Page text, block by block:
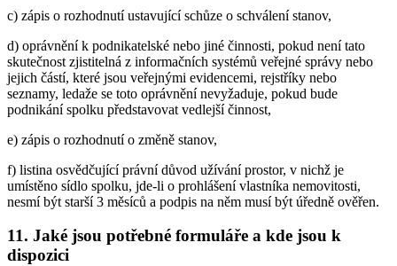
c) zápis o rozhodnutí ustavující schůze o schválení stanov,
d) oprávnění k podnikatelské nebo jiné činnosti, pokud není tato
skutečnost zjistitelná z informačních systémů veřejné správy nebo
jejich částí, které jsou veřejnými evidencemi, rejstříky nebo
seznamy, ledaže se toto oprávnění nevyžaduje, pokud bude
podnikání spolku představovat vedlejší činnost,
e) zápis o rozhodnutí o změně stanov,
f) listina osvědčující právní důvod užívání prostor, v nichž je
umístěno sídlo spolku, jde-li o prohlášení vlastníka nemovitosti,
nesmí být starší 3 měsíců a podpis na něm musí být úředně ověřen.
11. Jaké jsou potřebné formuláře a kde jsou k
dispozici